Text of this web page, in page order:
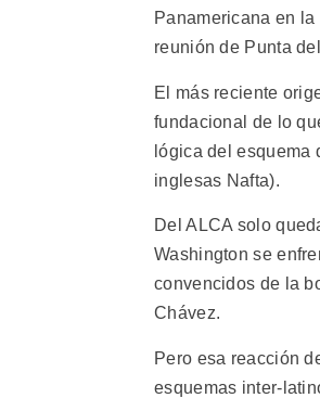
Panamericana en
reunión de Punta
El más reciente
fundacional de lo
lógica del esquema
inglesas Nafta).
Del ALCA solo
Washington se
convencidos de la
Chávez.
Pero esa reacción
esquemas inter-